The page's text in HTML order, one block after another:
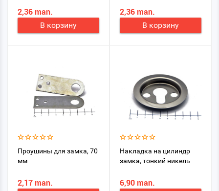
2,36 man.
В корзину
2,36 man.
В корзину
Проушины для замка, 70
мм
2,17 man.
Накладка на цилиндр
замка, тонкий никель
6,90 man.